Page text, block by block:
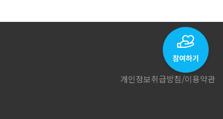
개인정보취급방침/이용약관